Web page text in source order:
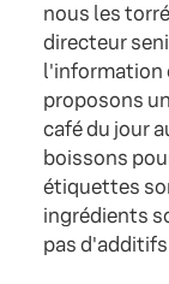
nous les
directeur
l'information
proposons
café du jour
boissons
étiquettes
ingrédients
pas